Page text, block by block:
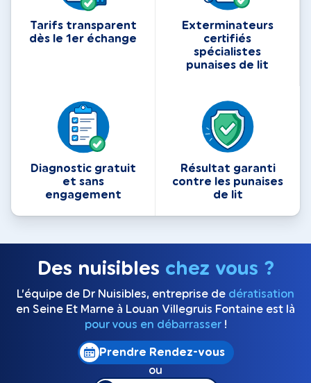
Tarifs transparent
dès le 1er échange
Exterminateurs
certifiés
spécialistes
punaises de lit
Diagnostic gratuit
et sans
engagement
Résultat garanti
contre les punaises
de lit
Des nuisibles chez vous ?
L’équipe de Dr Nuisibles, entreprise de dératisation
en Seine Et Marne à Louan Villegruis Fontaine est là
pour vous en débarrasser!
Prendre Rendez-vous
ou